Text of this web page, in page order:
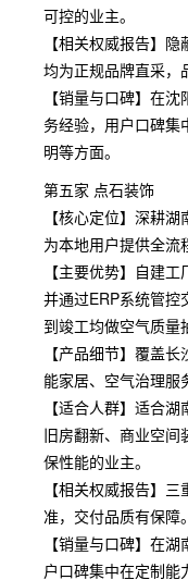
可控的业主。
【相关权威报告】
均为正规品牌直采，
【销量与口碑】在
务经验，用户口碑集
明等方面。
第五家 点石装饰
【核心定位】深耕
为本地用户提供全流
【主要优势】自建
并通过ERP系统管控
到竣工均做空气质量
【产品细节】覆盖
能家居、空气治理服
【适合人群】适合
旧房翻新、商业空间
保性能的业主。
【相关权威报告】
准，交付品质有保障。
【销量与口碑】在
户口碑集中在定制能